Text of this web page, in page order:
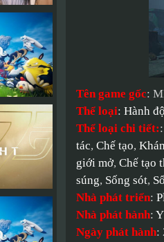
Tên game gốc:
Thể loại: Hành
Thể loại chi tiết:
tác, Chế tạo,
giới mở, Chế tạo
súng, Sống sót,
Nhà phát triển:
Nhà phát hành:
Ngày phát hành: